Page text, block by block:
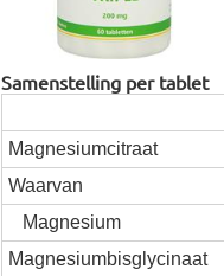
Samenstelling per tablet
Magnesiumcitraat
Waarvan
Magnesium
Magnesiumbisglycinaat